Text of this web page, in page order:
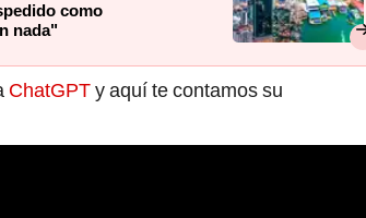
como
nada"
ChatGPTy aquí te contamos su